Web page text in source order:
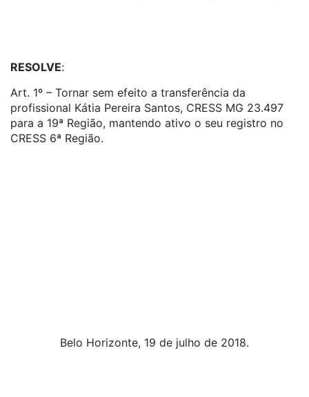
RESOLVE:
Art. 1º – Tornar sem efeito a transferência da
profissional Kátia Pereira Santos, CRESS MG 23.497
para a 19ª Região, mantendo ativo o seu registro no
CRESS 6ª Região.
Belo Horizonte, 19 de julho de 2018.